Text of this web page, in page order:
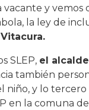
vacante y
la ley de
SLEP, el
también
y lo
en la comuna